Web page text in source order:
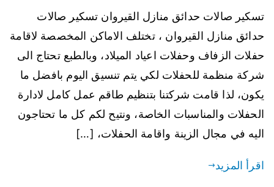
تسكير صالات حدائق منازل القيروان تسكير صالات
حدائق منازل القيروان ، تختلف الاماكن المخصصة لاقامة
حفلات الزفاف وحفلات اعياد الميلاد، وبالطبع تحتاج الى
شركة منظمة للحفلات لكي يتم تنسيق اليوم بافضل ما
يكون، لذا قامت شركتنا بتنظيم طاقم عمل كامل لادارة
الحفلات والمناسبات الخاصة، ونتيح لكم كل ما تحتاجون
اليه في مجال الزينة واقامة الحفلات، […]
اقرأ المزيد